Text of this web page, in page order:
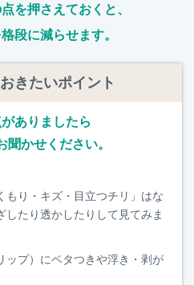
を押さえておくと、
段に減らせます。
きたいポイント
ありましたら
かせください。
もり・キズ・目立つチリ」はな
したり透かしたりして見てみま
ップ）にベタつきや浮き・剥が